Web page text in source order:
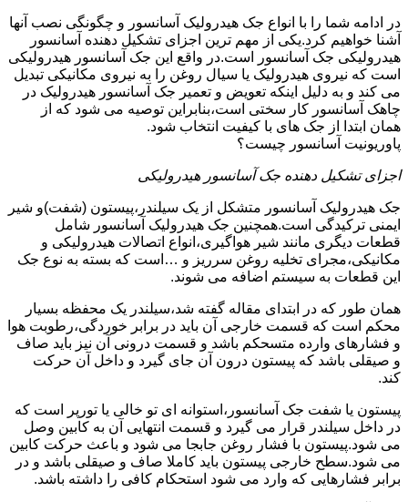
در ادامه شما را با انواع جک هیدرولیک آسانسور و چگونگی نصب آنها
آشنا خواهیم کرد.یکی از مهم ترین اجزای تشکیل دهنده آسانسور
هیدرولیکی جک آسانسور است.در واقع این جک آسانسور هیدرولیکی
است که نیروی هیدرولیک یا سیال روغن را به نیروی مکانیکی تبدیل
می کند و به دلیل اینکه تعویض و تعمیر جک آسانسور هیدرولیک در
چاهک آسانسور کار سختی است،بنابراین توصیه می شود که از
همان ابتدا از جک های با کیفیت انتخاب شود.
پاوریونیت آسانسور چیست؟
اجزای تشکیل دهنده جک آسانسور هیدرولیکی
جک هیدرولیک آسانسور متشکل از یک سیلندر،پیستون (شفت)و شیر
ایمنی ترکیدگی است.همچنین جک هیدرولیک آسانسور شامل
قطعات دیگری مانند شیر هواگیری،انواع اتصالات هیدرولیکی و
مکانیکی،مجرای تخلیه روغن سرریز و …است که بسته به نوع جک
این قطعات به سیستم اضافه می شوند.
همان طور که در ابتدای مقاله گفته شد،سیلندر یک محفظه بسیار
محکم است که قسمت خارجی آن باید در برابر خوردگی،رطوبت هوا
و فشارهای وارده متسحکم باشد و قسمت درونی آن نیز باید صاف
و صیقلی باشد که پیستون درون آن جای گیرد و داخل آن حرکت
کند.
پیستون یا شفت جک آسانسور،استوانه ای تو خالی یا تورپر است که
در داخل سیلندر قرار می گیرد و قسمت انتهایی آن به کابین وصل
می شود.پیستون با فشار روغن جابجا می شود و باعث حرکت کابین
می شود.سطح خارجی پیستون باید کاملا صاف و صیقلی باشد و در
برابر فشارهایی که وارد می شود استحکام کافی را داشته باشد.